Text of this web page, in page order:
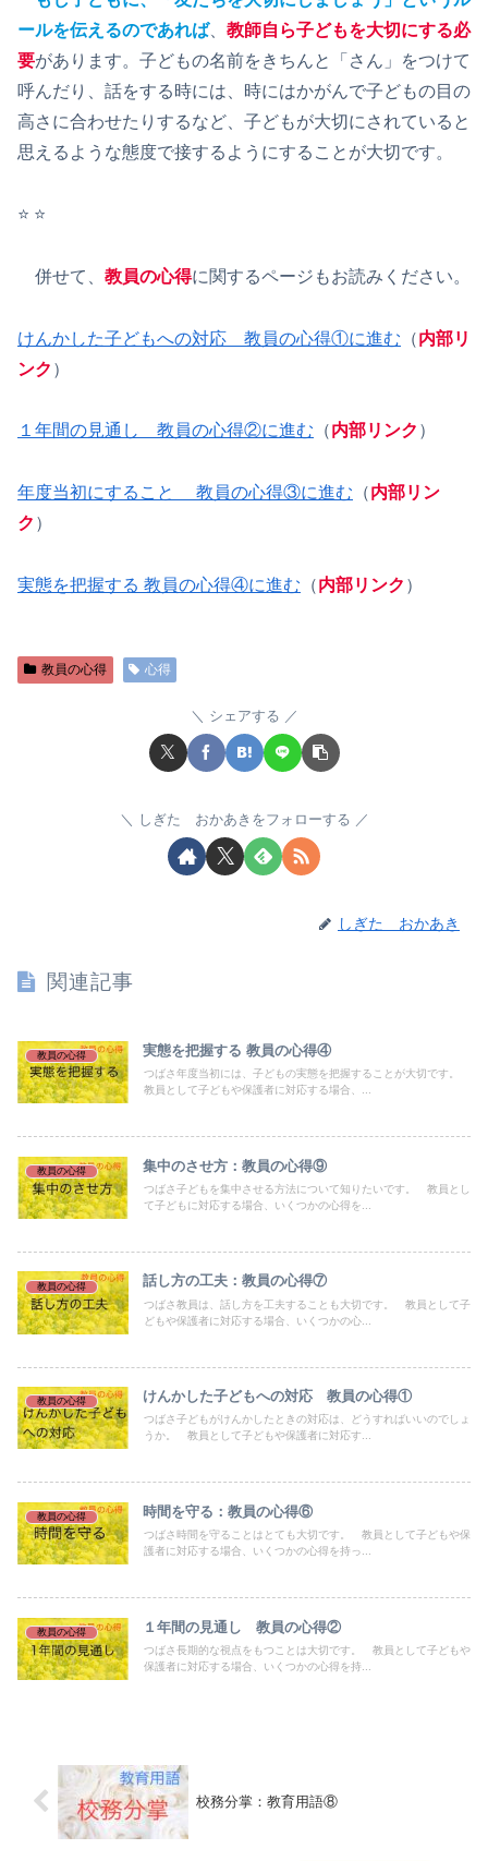
ールを伝えるのであれば、 教師自ら子どもを大切にする必
要があります。子どもの名前をきちんと「さん」をつけて
呼んだり、話をする時には、時にはかがんで子どもの目の
高さに合わせたりするなど、子どもが大切にされていると
思えるような態度で接するようにすることが大切です。
⭐️ ⭐️
併せて、 教員の心得に関するページもお読みください。
けんかした子どもへの対応 教員の心得①に進む （内部リ
ンク ）
１年間の見通し 教員の心得②に進む （内部リンク ）
年度当初にすること 教員の心得③に進む （内部リン
ク ）
実態を把握する 教員の心得④に進む （内部リンク ）
教員の心得 心得
シェアする
しぎた おかあきをフォローする
しぎた おかあき
関連記事
教員の心得 実態を把握する 教員の心得④
つばさ年度当初には、子どもの実態を把握することが大切です。
教員として子どもや保護者に対応する場合、...
教員の心得 集中のさせ方：教員の心得⑨
つばさ子どもを集中させる方法について知りたいです。 教員とし
て子どもに対応する場合、いくつかの心得を...
教員の心得 話し方の工夫：教員の心得⑦
つばさ教員は、話し方を工夫することも大切です。 教員として子
どもや保護者に対応する場合、いくつかの心...
教員の心得 けんかした子どもへの対応 教員の心得①
つばさ子どもがけんかしたときの対応は、どうすればいいのでしょ
うか。 教員として子どもや保護者に対応す...
教員の心得 時間を守る：教員の心得⑥
つばさ時間を守ることはとても大切です。 教員として子どもや保
護者に対応する場合、いくつかの心得を持っ...
教員の心得 １年間の見通し 教員の心得②
つばさ長期的な視点をもつことは大切です。 教員として子どもや
保護者に対応する場合、いくつかの心得を持...
校務分掌：教育用語⑧